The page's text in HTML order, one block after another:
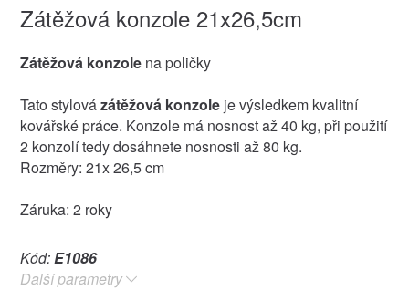
Zátěžová konzole 21x26,5cm
Zátěžová konzolena poličky
Tato stylovázátěžová konzoleje výsledkem kvalitní
kovářské práce. Konzole má nosnost až 40 kg, při použití
2 konzolí tedy dosáhnete nosnosti až 80 kg.
Rozměry: 21x 26,5 cm
Záruka: 2 roky
Kód:E1086
Další parametry